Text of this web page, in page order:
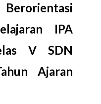
IPA
V SDN
Ajaran